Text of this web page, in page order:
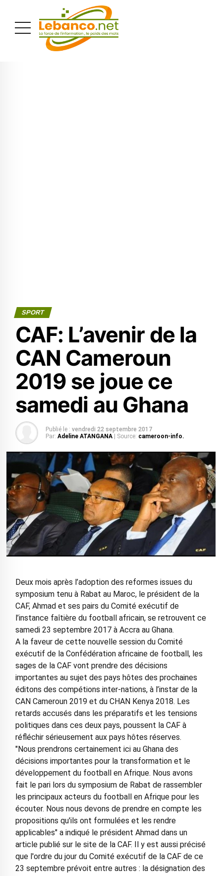
SPORT
CAF: L’avenir de la
CAN Cameroun
2019 se joue ce
samedi au Ghana
Publié le : vendredi 22 septembre 2017
Par: Adeline ATANGANA | Source: cameroon-info.
Deux mois après l’adoption des reformes issues du
symposium tenu à Rabat au Maroc, le président de la
CAF, Ahmad et ses pairs du Comité exécutif de
l’instance faîtière du football africain, se retrouvent ce
samedi 23 septembre 2017 à Accra au Ghana.
A la faveur de cette nouvelle session du Comité
exécutif de la Confédération africaine de football, les
sages de la CAF vont prendre des décisions
importantes au sujet des pays hôtes des prochaines
éditons des compétions inter-nations, à l’instar de la
CAN Cameroun 2019 et du CHAN Kenya 2018. Les
retards accusés dans les préparatifs et les tensions
politiques dans ces deux pays, poussent la CAF à
réfléchir sérieusement aux pays hôtes réserves.
"Nous prendrons certainement ici au Ghana des
décisions importantes pour la transformation et le
développement du football en Afrique. Nous avons
fait le pari lors du symposium de Rabat de rassembler
les principaux acteurs du football en Afrique pour les
écouter. Nous nous devons de prendre en compte les
propositions qu'ils ont formulées et les rendre
applicables" a indiqué le président Ahmad dans un
article publié sur le site de la CAF. Il y est aussi précisé
que l'ordre du jour du Comité exécutif de la CAF de ce
23 septembre prévoit entre autres : la désignation des